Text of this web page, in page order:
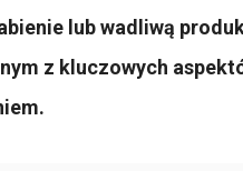
lub wadliwą
z kluczowych